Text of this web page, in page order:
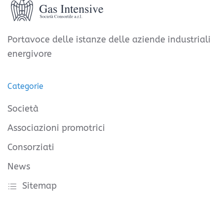
Portavoce delle istanze delle aziende industriali
energivore
Categorie
Società
Associazioni promotrici
Consorziati
News
Sitemap